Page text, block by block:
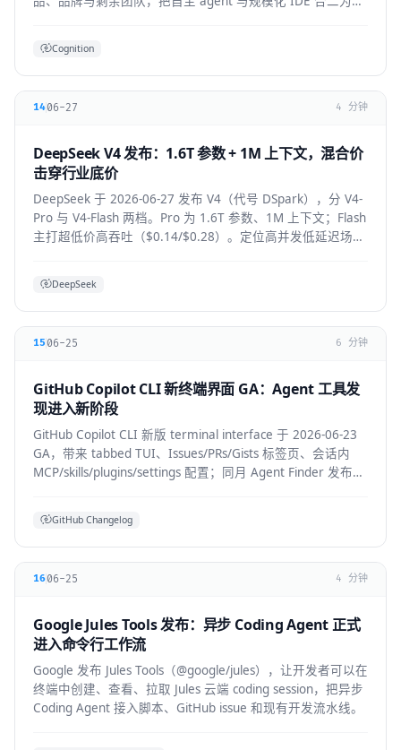
Cognition
1406-27 4 分钟
DeepSeek V4 发布：1.6T 参数 + 1M 上下文，混合价
击穿行业底价
DeepSeek 于 2026-06-27 发布 V4（代号 DSpark），分 V4-
Pro 与 V4-Flash 两档。Pro 为 1.6T 参数、1M 上下文；Flash
主打超低价高吞吐（$0.14/$0.28）。定位高并发低延迟场
DeepSeek
15 06-25 6 分钟
GitHub Copilot CLI 新终端界面 GA：Agent 工具发
现进入新阶段
GitHub Copilot CLI 新版 terminal interface 于 2026-06-23
GA，带来 tabbed TUI、Issues/PRs/Gists 标签页、会话内
MCP/skills/plugins/settings 配置；同月 Agent Finder 发布，
GitHub Changelog
1606-25 4 分钟
Google Jules Tools 发布：异步 Coding Agent 正式
进入命令行工作流
Google 发布 Jules Tools（@google/jules），让开发者可以在
终端中创建、查看、拉取 Jules 云端 coding session，把异步
Coding Agent 接入脚本、GitHub issue 和现有开发流水线。